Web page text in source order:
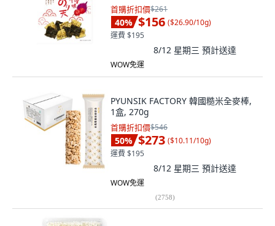
首購折扣價$261
40% $156 ($26.90/10g)
運費 $195
8/12 星期三 預計送達
WOW免運
PYUNSIK FACTORY 韓國糙米全麥棒,
1盒, 270g
首購折扣價$546
50% $273 ($10.11/10g)
運費 $195
8/12 星期三 預計送達
WOW免運
(2758)